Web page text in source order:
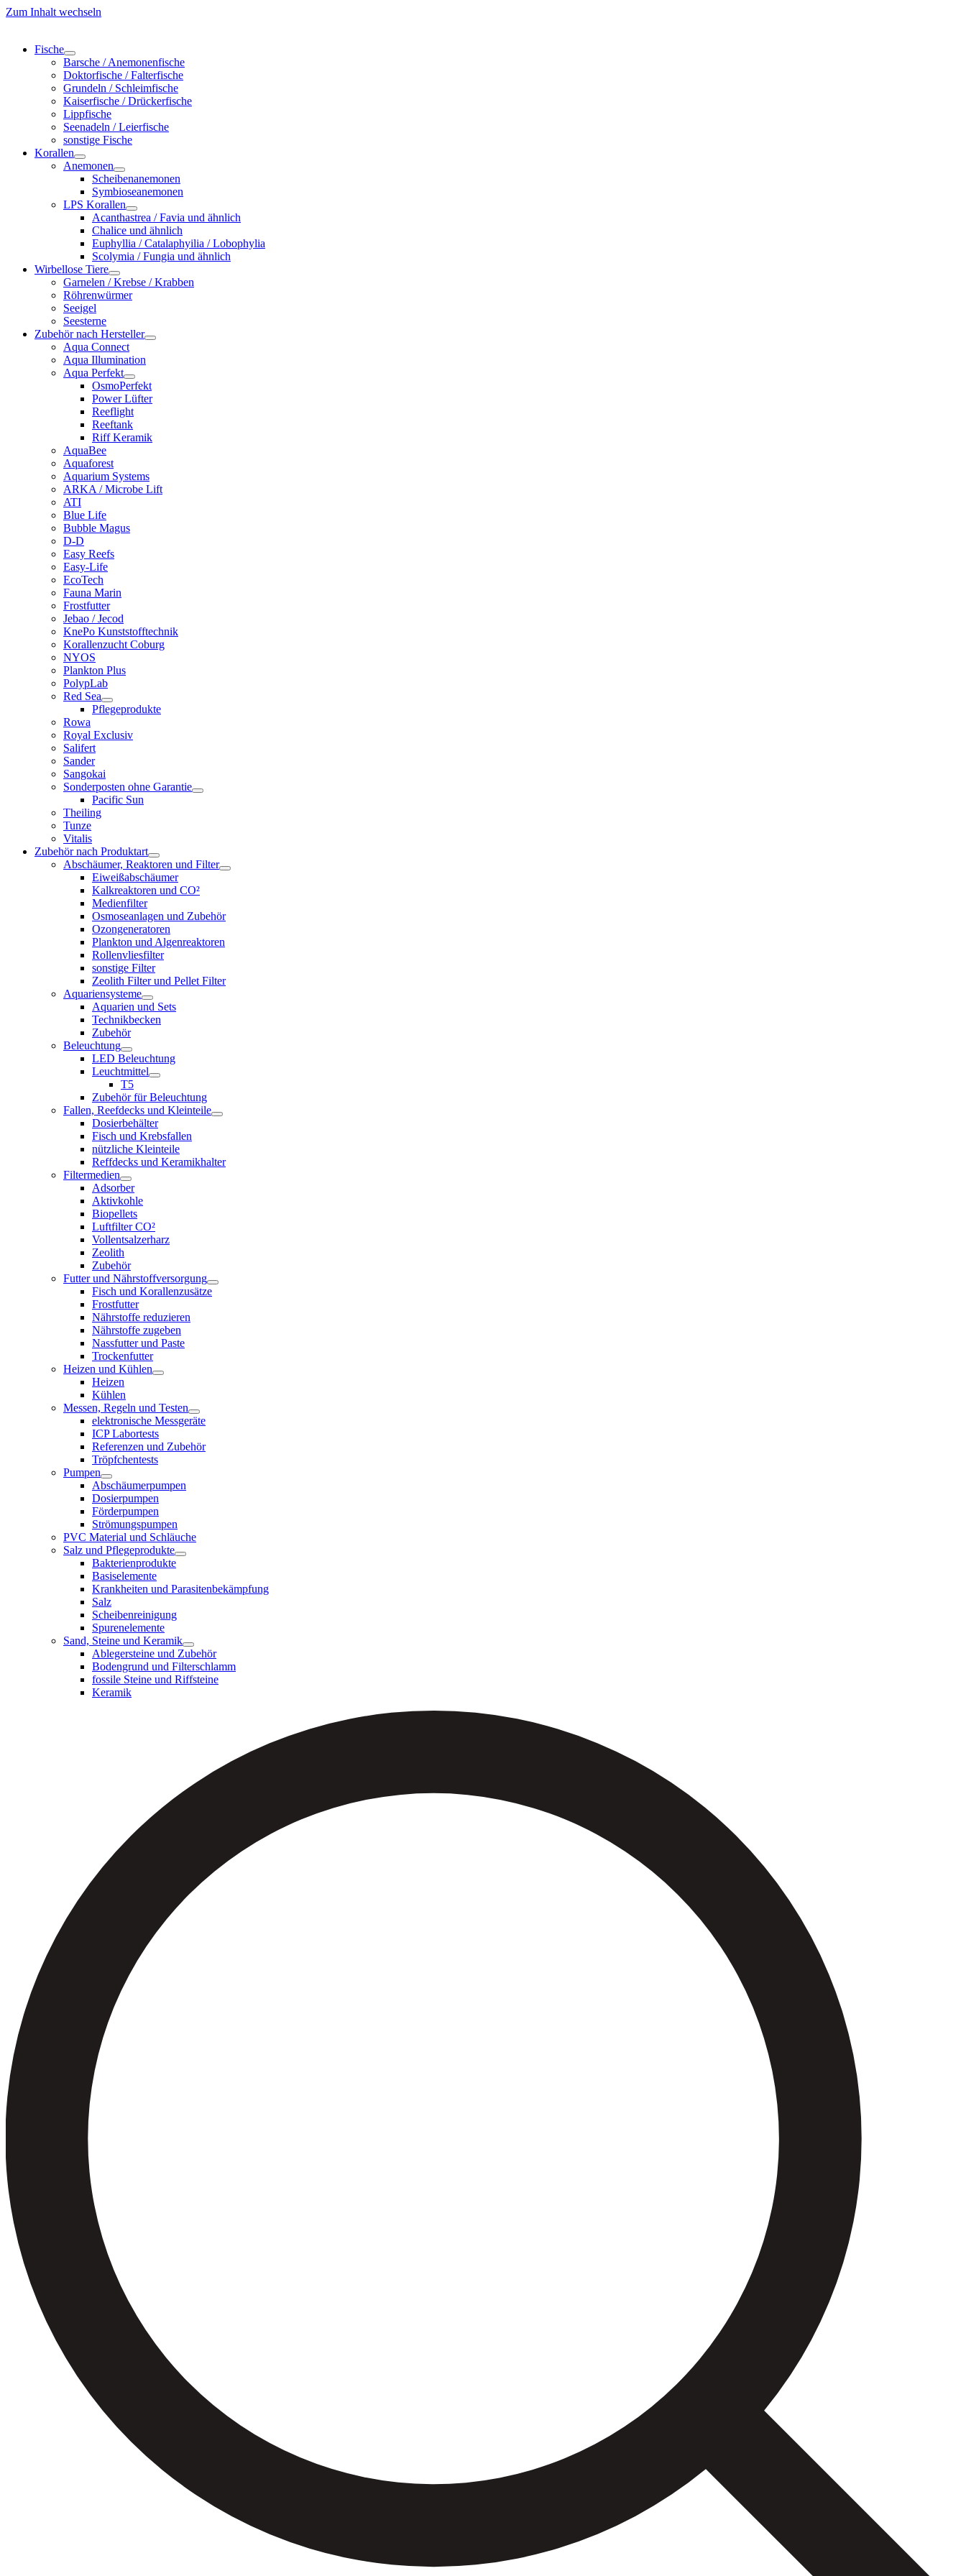
Zum Inhalt wechseln
Fische
Barsche / Anemonenfische
Doktorfische / Falterfische
Grundeln / Schleimfische
Kaiserfische / Drückerfische
Lippfische
Seenadeln / Leierfische
sonstige Fische
Korallen
Anemonen
Scheibenanemonen
Symbioseanemonen
LPS Korallen
Acanthastrea / Favia und ähnlich
Chalice und ähnlich
Euphyllia / Catalaphyilia / Lobophylia
Scolymia / Fungia und ähnlich
Wirbellose Tiere
Garnelen / Krebse / Krabben
Röhrenwürmer
Seeigel
Seesterne
Zubehör nach Hersteller
Aqua Connect
Aqua Illumination
Aqua Perfekt
OsmoPerfekt
Power Lüfter
Reeflight
Reeftank
Riff Keramik
AquaBee
Aquaforest
Aquarium Systems
ARKA / Microbe Lift
ATI
Blue Life
Bubble Magus
D-D
Easy Reefs
Easy-Life
EcoTech
Fauna Marin
Frostfutter
Jebao / Jecod
KnePo Kunststofftechnik
Korallenzucht Coburg
NYOS
Plankton Plus
PolypLab
Red Sea
Pflegeprodukte
Rowa
Royal Exclusiv
Salifert
Sander
Sangokai
Sonderposten ohne Garantie
Pacific Sun
Theiling
Tunze
Vitalis
Zubehör nach Produktart
Abschäumer, Reaktoren und Filter
Eiweißabschäumer
Kalkreaktoren und CO²
Medienfilter
Osmoseanlagen und Zubehör
Ozongeneratoren
Plankton und Algenreaktoren
Rollenvliesfilter
sonstige Filter
Zeolith Filter und Pellet Filter
Aquariensysteme
Aquarien und Sets
Technikbecken
Zubehör
Beleuchtung
LED Beleuchtung
Leuchtmittel
T5
Zubehör für Beleuchtung
Fallen, Reefdecks und Kleinteile
Dosierbehälter
Fisch und Krebsfallen
nützliche Kleinteile
Reffdecks und Keramikhalter
Filtermedien
Adsorber
Aktivkohle
Biopellets
Luftfilter CO²
Vollentsalzerharz
Zeolith
Zubehör
Futter und Nährstoffversorgung
Fisch und Korallenzusätze
Frostfutter
Nährstoffe reduzieren
Nährstoffe zugeben
Nassfutter und Paste
Trockenfutter
Heizen und Kühlen
Heizen
Kühlen
Messen, Regeln und Testen
elektronische Messgeräte
ICP Labortests
Referenzen und Zubehör
Tröpfchentests
Pumpen
Abschäumerpumpen
Dosierpumpen
Förderpumpen
Strömungspumpen
PVC Material und Schläuche
Salz und Pflegeprodukte
Bakterienprodukte
Basiselemente
Krankheiten und Parasitenbekämpfung
Salz
Scheibenreinigung
Spurenelemente
Sand, Steine und Keramik
Ablegersteine und Zubehör
Bodengrund und Filterschlamm
fossile Steine und Riffsteine
Keramik